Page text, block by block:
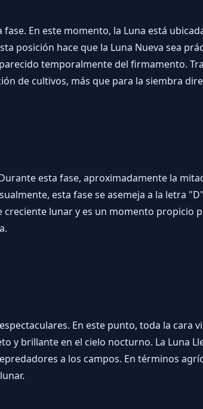
En este momento, la Luna está
posición hace que la Luna Nueva sea
temporalmente del firmamento.
de cultivos, más que para la siembra
esta fase, aproximadamente la
esta fase se asemeja a la letra
creciente lunar y es un momento propicio
En este punto, toda la cara
y brillante en el cielo nocturno. La Luna
a los campos. En términos